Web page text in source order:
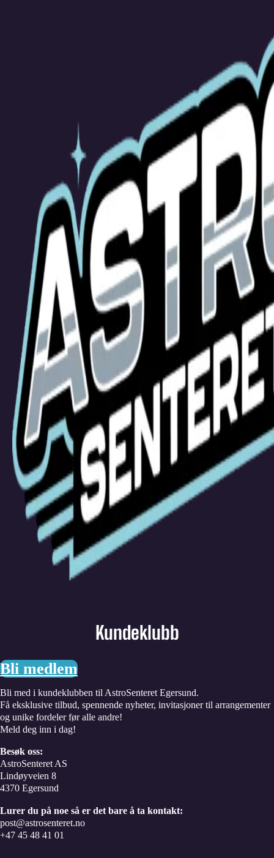
Kundeklubb
Bli medlem
Bli med i kundeklubben til AstroSenteret Egersund.
Få eksklusive tilbud, spennende nyheter, invitasjoner til arrangementer
og unike fordeler før alle andre!
Meld deg inn i dag!
Besøk oss:
AstroSenteret AS
Lindøyveien 8
4370 Egersund
Lurer du på noe så er det bare å ta kontakt:
post@astrosenteret.no
+47 45 48 41 01